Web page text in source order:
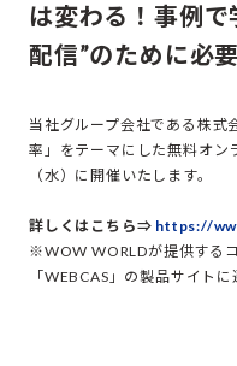
は変わる！事例
配信”のために必
当社グループ会社である株式
率」をテーマにした無料オ
（水）に開催いたします。
詳しくはこちら⇒ https://
※WOW WORLDが提供する
「WEBCAS」の製品サイトに